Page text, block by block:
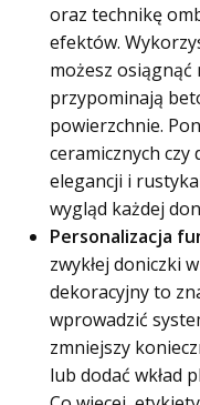
oraz technikę
efektów.
możesz
przypominają
powierzchnie.
ceramicznych
elegancji i
wygląd każdej
Personalizacja
zwykłej doniczki
dekoracyjny to
wprowadzić
zmniejszy
lub dodać wkład